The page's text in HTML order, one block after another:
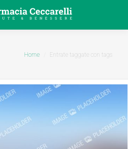
Tu sei qui:
Home Entrate taggate con tags